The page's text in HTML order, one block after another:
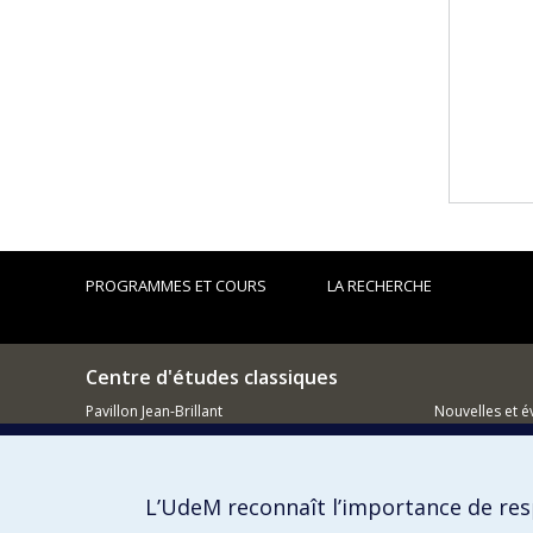
PROGRAMMES ET COURS LA RECHERCHE
Centre d'études classiques
Pavillon Jean-Brillant
3744, rue Jean-Brillant
514 343-6486
Nouvelles et
L’UdeM reconnaît l’importance de